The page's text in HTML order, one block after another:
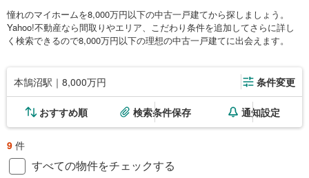
憧れのマイホームを8,000万円以下の中古一戸建てから探しましょう。
Yahoo!不動産なら間取りやエリア、こだわり条件を追加してさらに詳し
く検索できるので8,000万円以下の理想の中古一戸建てに出会えます。
本鵠沼駅｜8,000万円 条件変更
おすすめ順 検索条件保存 通知設定
9 件
すべての物件をチェックする